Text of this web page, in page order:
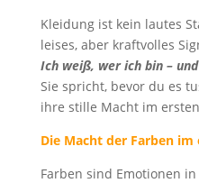
Kleidung ist kein lautes
leises, aber kraftvolles
Ich weiß, wer ich bin –
Sie spricht, bevor du es
ihre stille Macht im
Die Macht der Farben
Farben sind Emotionen